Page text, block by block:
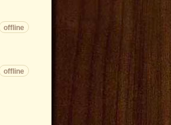
offline
offline